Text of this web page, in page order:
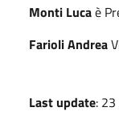
Monti Lucaè
Farioli Andrea
Last update: